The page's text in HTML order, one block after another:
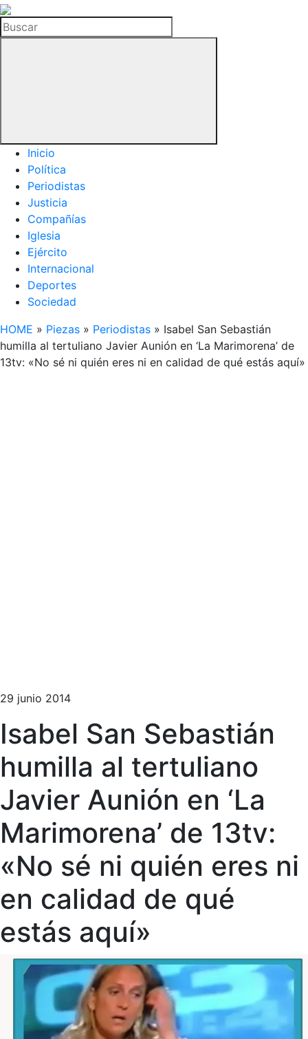
La
Hemeroteca
del
Buscar
Inicio
Política
Periodistas
Justicia
Compañías
Iglesia
Ejército
Internacional
Deportes
Sociedad
HOME » Piezas » Periodistas » Isabel San Sebastián
humilla al tertuliano Javier Aunión en ‘La Marimorena’ de
13tv: «No sé ni quién eres ni en calidad de qué estás aquí»
29 junio 2014
Isabel San Sebastián
humilla al tertuliano
Javier Aunión en ‘La
Marimorena’ de 13tv:
«No sé ni quién eres ni
en calidad de qué
estás aquí»